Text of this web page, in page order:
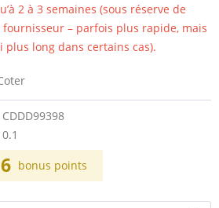
2 à 3 semaines (sous réserve de
– parfois plus rapide, mais
long dans certains cas).
CDDD99398
0.1
bonus points